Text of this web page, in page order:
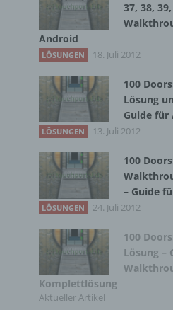
37, 38,
Android
LÖSUNGEN 18. Juli 2012
100
Lösung
Guide für
LÖSUNGEN 13. Juli 2012
100
– Guide
LÖSUNGEN 24. Juli 2012
100
Lösung –
Komplettlösung
Aktueller Artikel